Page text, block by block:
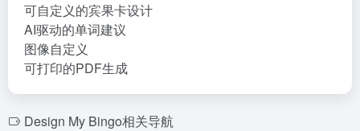
可自定义的宾果卡设计
AI驱动的单词建议
图像自定义
可打印的PDF生成
Design My Bingo相关导航